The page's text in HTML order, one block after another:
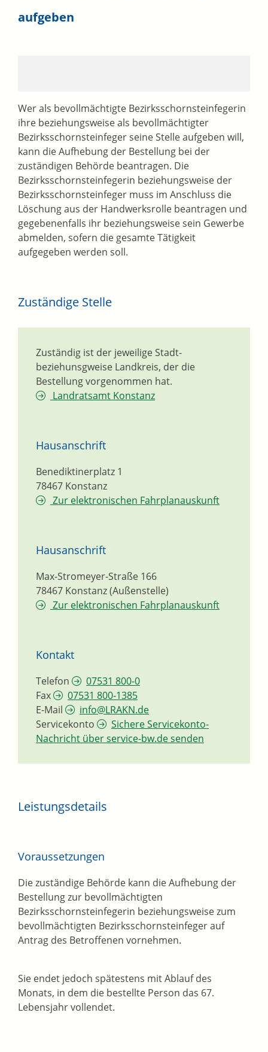
aufgeben
Wer als bevollmächtigte Bezirksschornsteinfegerin
ihre beziehungsweise als bevollmächtigter
Bezirksschornsteinfeger seine Stelle aufgeben will,
kann die Aufhebung der Bestellung bei der
zuständigen Behörde beantragen. Die
Bezirksschornsteinfegerin beziehungsweise der
Bezirksschornsteinfeger muss im Anschluss die
Löschung aus der Handwerksrolle beantragen und
gegebenenfalls ihr beziehungsweise sein Gewerbe
abmelden, sofern die gesamte Tätigkeit
aufgegeben werden soll.
Zuständige Stelle
Zuständig ist der jeweilige Stadt-
beziehunsgweise Landkreis, der die
Bestellung vorgenommen hat.
Landratsamt Konstanz
Hausanschrift
Benediktinerplatz 1
78467 Konstanz
Zur elektronischen Fahrplanauskunft
Hausanschrift
Max-Stromeyer-Straße 166
78467 Konstanz (Außenstelle)
Zur elektronischen Fahrplanauskunft
Kontakt
Telefon
07531 800-0
Fax
07531 800-1385
E-Mail
info@LRAKN.de
Servicekonto
Sichere Servicekonto-
Nachricht über service-bw.de senden
Leistungsdetails
Voraussetzungen
Die zuständige Behörde kann die Aufhebung der
Bestellung zur bevollmächtigten
Bezirksschornsteinfegerin beziehungsweise zum
bevollmächtigten Bezirksschornsteinfeger auf
Antrag des Betroffenen vornehmen.
Sie endet jedoch spätestens mit Ablauf des
Monats, in dem die bestellte Person das 67.
Lebensjahr vollendet.